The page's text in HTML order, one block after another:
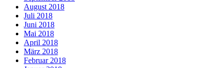
August 2018
Juli 2018
Juni 2018
Mai 2018
April 2018
März 2018
Februar 2018